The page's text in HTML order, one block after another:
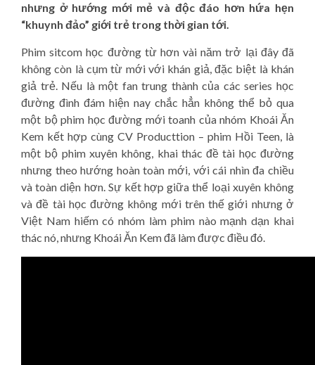
nhưng ở hướng mới mẻ và độc đáo hơn hứa hẹn
“khuynh đảo” giới trẻ trong thời gian tới.
Phim sitcom học đường từ hơn vài năm trở lại đây đã
không còn là cụm từ mới với khán giả, đặc biệt là khán
giả trẻ. Nếu là một fan trung thành của các series học
đường đình đám hiện nay chắc hẳn không thể bỏ qua
một bộ phim học đường mới toanh của nhóm Khoái Ăn
Kem kết hợp cùng CV Producttion – phim Hồi Teen, là
một bộ phim xuyên không, khai thác đề tài học đường
nhưng theo hướng hoàn toàn mới, với cái nhìn đa chiều
và toàn diện hơn. Sự kết hợp giữa thể loại xuyên không
và đề tài học đường không mới trên thế giới nhưng ở
Việt Nam hiếm có nhóm làm phim nào mạnh dạn khai
thác nó, nhưng Khoái Ăn Kem đã làm được điều đó.